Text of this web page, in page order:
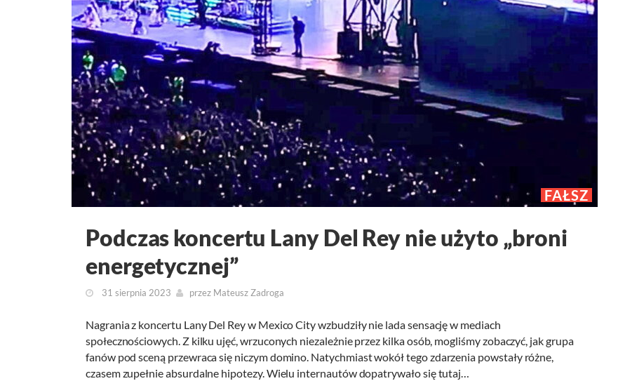
FAŁSZ
Podczas koncertu Lany Del Rey nie użyto „broni
energetycznej”
31 sierpnia 2023 przez Mateusz Zadroga
Nagrania z koncertu Lany Del Rey w Mexico City wzbudziły nie lada sensację w mediach
społecznościowych. Z kilku ujęć, wrzuconych niezależnie przez kilka osób, mogliśmy zobaczyć, jak grupa
fanów pod sceną przewraca się niczym domino. Natychmiast wokół tego zdarzenia powstały różne,
czasem zupełnie absurdalne hipotezy. Wielu internautów dopatrywało się tutaj…